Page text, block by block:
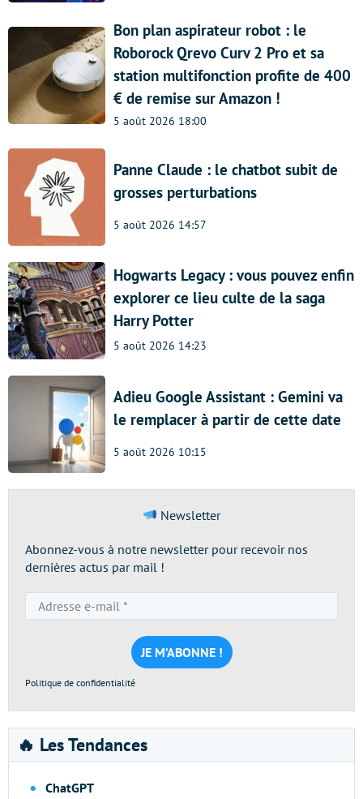
Bon plan aspirateur robot : le
Roborock Qrevo Curv 2 Pro et sa
station multifonction profite de 400
€ de remise sur Amazon !
5 août 2026 18:00
Panne Claude : le chatbot subit de
grosses perturbations
5 août 2026 14:57
Hogwarts Legacy : vous pouvez enfin
explorer ce lieu culte de la saga
Harry Potter
5 août 2026 14:23
Adieu Google Assistant : Gemini va
le remplacer à partir de cette date
5 août 2026 10:15
Newsletter
Abonnez-vous à notre newsletter pour recevoir nos
dernières actus par mail !
e-
mail
*
Politique de confidentialité
🔥 Les Tendances
ChatGPT